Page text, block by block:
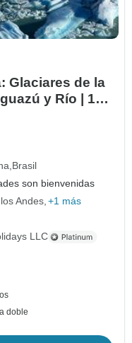
Glaciares de la
y Río | 18
Brasil
son bienvenidas
Andes +1 más
LLC
doble